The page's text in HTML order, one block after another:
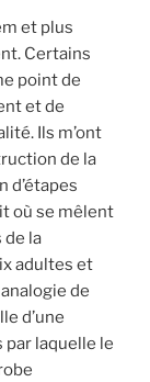
et plus
Certains
point de
et de
Ils m’ont
de la
d’étapes
où se mêlent
la
adultes et
de
d’une
laquelle le